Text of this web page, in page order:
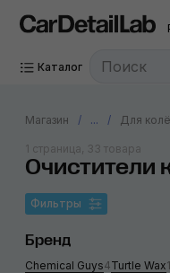
Каталог
Магазин ... Для
Очистители
1 страница, 33 товара
Фильтры
Бренд
Chemical Guys4Turtle Wax1